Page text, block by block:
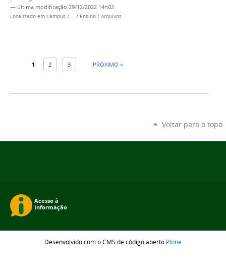
— última modificação 29/12/2022 14h02
Localizado em Campus / … / Ensino / Arquivos
1 2 3 PRÓXIMO »
Voltar para o topo
Desenvolvido com o CMS de código aberto Plone